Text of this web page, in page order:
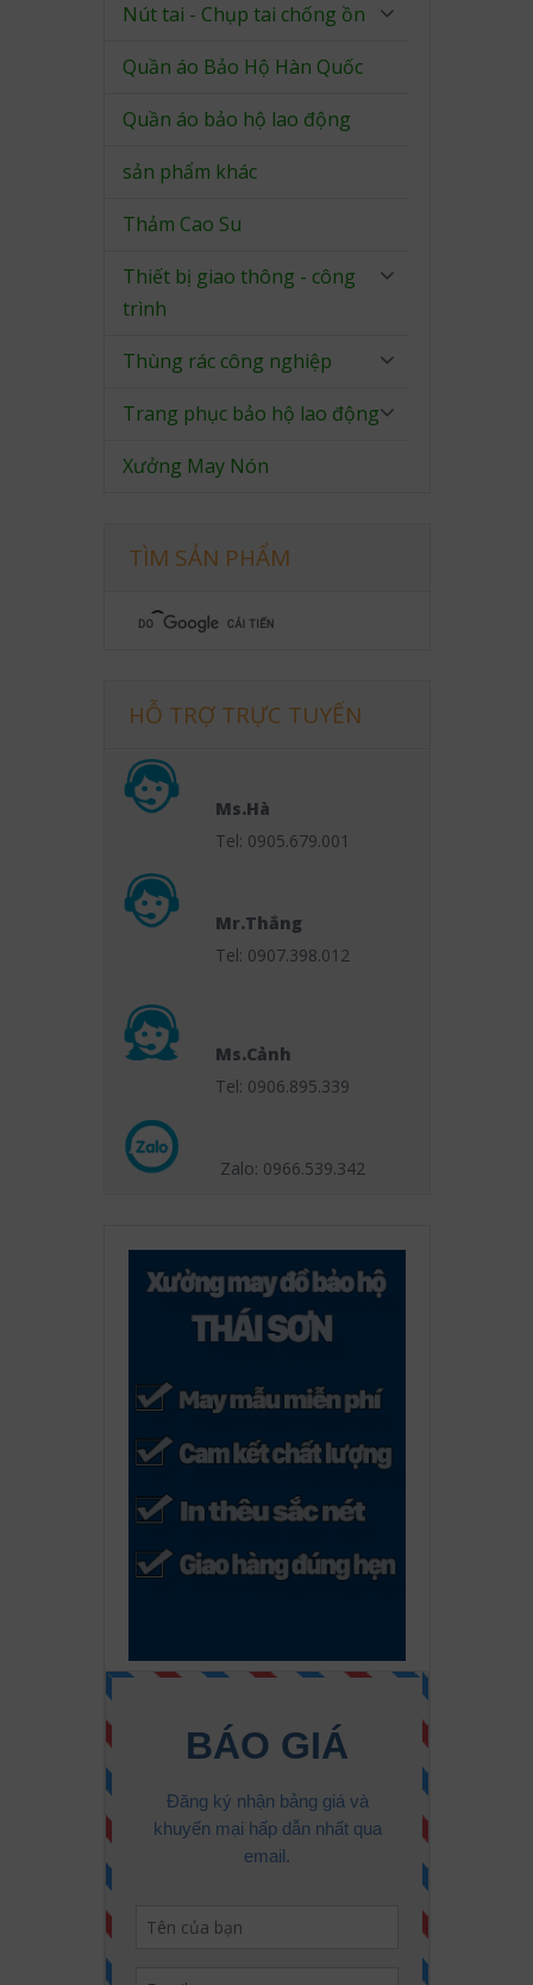
Nút tai - Chụp tai chống ồn
Quần áo Bảo Hộ Hàn Quốc
Quần áo bảo hộ lao động
sản phẩm khác
Thảm Cao Su
Thiết bị giao thông - công
trình
Thùng rác công nghiệp
Trang phục bảo hộ lao động
Xưởng May Nón
TÌM SẢN PHẨM
HỖ TRỢ TRỰC TUYẾN
Ms.Hà
Tel: 0905.679.001
Mr.Thắng
Tel: 0907.398.012
Ms.Cảnh
Tel: 0906.895.339
Zalo: 0966.539.342